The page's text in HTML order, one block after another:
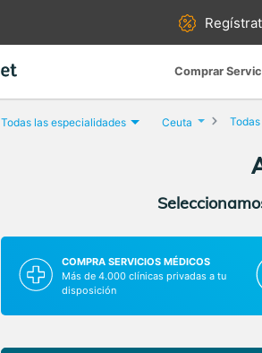
Comprar
Todas las especialidades Ceuta
COMPRA SERVICIOS MÉDICOS
Más de 4.000 clínicas privadas a tu
disposición